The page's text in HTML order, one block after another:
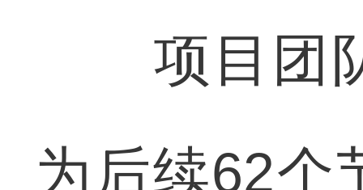
项目团队
为后续62个